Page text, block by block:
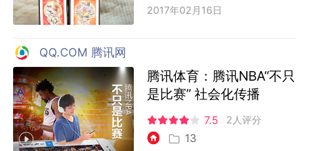
2017年02月16日
QQ.COM 腾讯网
腾讯体育：腾讯NBA“不只
是比赛” 社会化传播
7.5 2人评分
13